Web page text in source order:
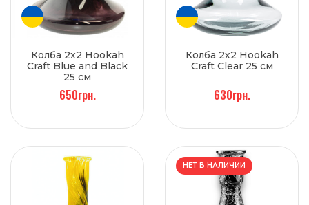
Колба 2х2 Hookah
Craft Blue and Black
25 см
650грн.
Колба 2х2 Hookah
Craft Clear 25 см
630грн.
НЕТ В НАЛИЧИИ